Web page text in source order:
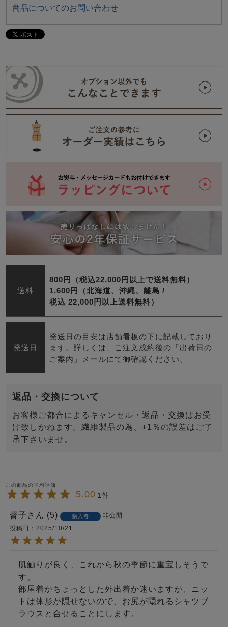
商品についてのお問い合わせ
送料
800円（税込22,000円以上で送料無料）
1,600円（北海道、沖縄、離島 /
税込 22,000円以上送料無料）
発送日
発送日の目安は店舗看板の下に記載しており
ます。詳しくは、ご注文成約後の「出荷日の
ご案内」メールにて御確認ください。
返品・交換について
お客様ご都合によるキャンセル・返品・交換はお受
け致しかねます。繊維製品の為、+1％の誤差はご了
承下さいませ。
5.00 1
督子 5 購入者
非公開
投稿日
2025/10/21
肌触りが良く、これから秋の季節に重宝しそうで
す。
部屋着かちょっとした外出着か迷いますが、ニッ
トは体形が隠せないので、お尻が隠れるシャツブ
ラウスと合せることにします。